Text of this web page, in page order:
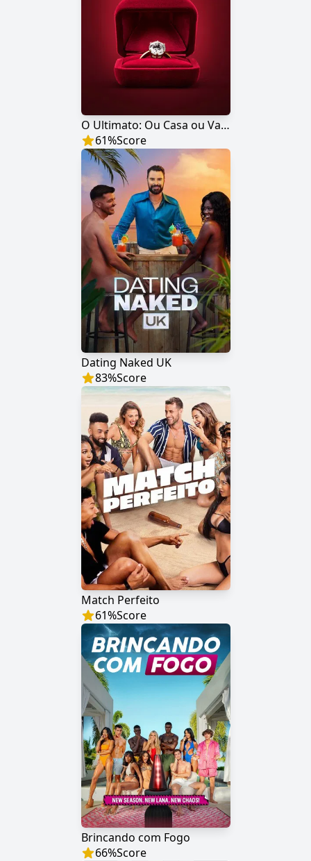
O Ultimato: Ou Casa ou Vaza
61%Score
Dating Naked UK
83%Score
Match Perfeito
61%Score
Brincando com Fogo
66%Score